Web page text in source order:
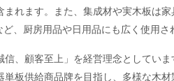
れます。また、集成材や実木板は
、厨房用品や日用品にも広く使用さ
、顧客至上」を経営理念としてい
板供給商品牌を目指し、多様な木